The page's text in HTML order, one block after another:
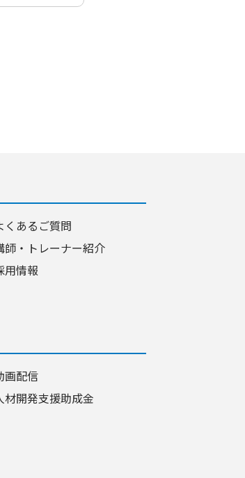
くあるご質問
師・トレーナー紹介
用情報
画配信
材開発支援助成金